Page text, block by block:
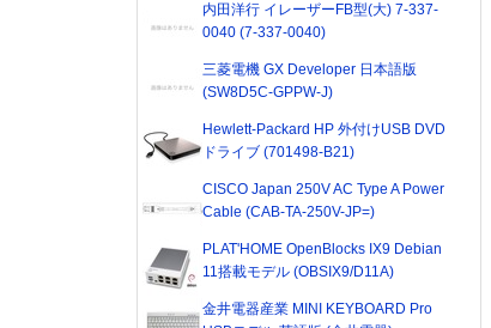
内田洋行 イレーザーFB型(大) 7-337-
0040 (7-337-0040)
三菱電機 GX Developer 日本語版
(SW8D5C-GPPW-J)
Hewlett-Packard HP 外付けUSB DVD
ドライブ (701498-B21)
CISCO Japan 250V AC Type A Power
Cable (CAB-TA-250V-JP=)
PLAT'HOME OpenBlocks IX9 Debian
11搭載モデル (OBSIX9/D11A)
金井電器産業 MINI KEYBOARD Pro